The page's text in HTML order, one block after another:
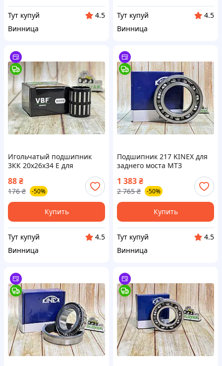
Тут купуй
4.5
Винница
Тут купуй
4.5
Винница
Игольчатый подшипник
3КК 20x26x34 Е для
механизмов и
оборудования
88₴
176 ₴ -50%
Купить
Тут купуй
4.5
Винница
Подшипник 217 KINEX для
заднего моста МТЗ
оригинал от производителя
Словакия для надежной
работы
1 383₴
2 765 ₴ -50%
Купить
Тут купуй
4.5
Винница